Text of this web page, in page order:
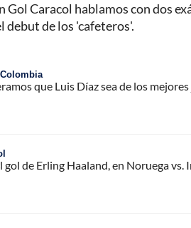
Gol Caracol hablamos con dos
debut de los 'cafeteros'.
que Luis Díaz sea de los
gol de Erling Haaland, en Noruega